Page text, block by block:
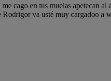
cago en tus muelas apetecan
va usté muy cargadoo a